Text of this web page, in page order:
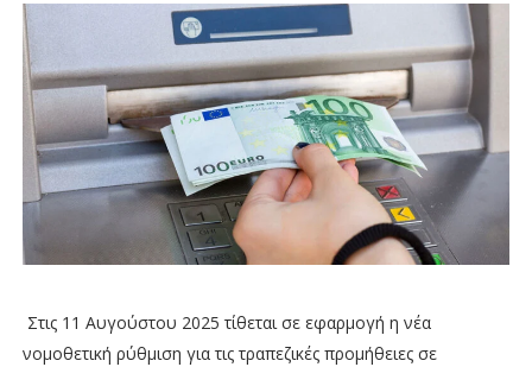
Στις 11 Αυγούστου 2025 τίθεται σε εφαρμογή η νέα
νομοθετική ρύθμιση για τις τραπεζικές προμήθειες σε